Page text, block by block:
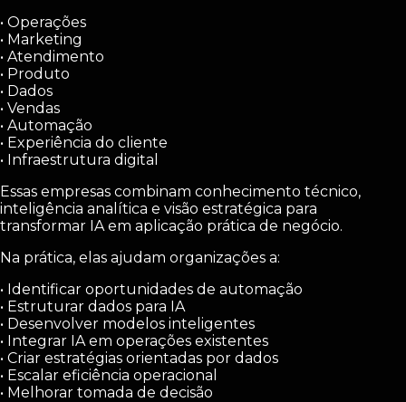
• Operações
• Marketing
• Atendimento
• Produto
• Dados
• Vendas
• Automação
• Experiência do cliente
• Infraestrutura digital
Essas empresas combinam conhecimento técnico,
inteligência analítica e visão estratégica para
transformar IA em aplicação prática de negócio.
Na prática, elas ajudam organizações a:
• Identificar oportunidades de automação
• Estruturar dados para IA
• Desenvolver modelos inteligentes
• Integrar IA em operações existentes
• Criar estratégias orientadas por dados
• Escalar eficiência operacional
• Melhorar tomada de decisão